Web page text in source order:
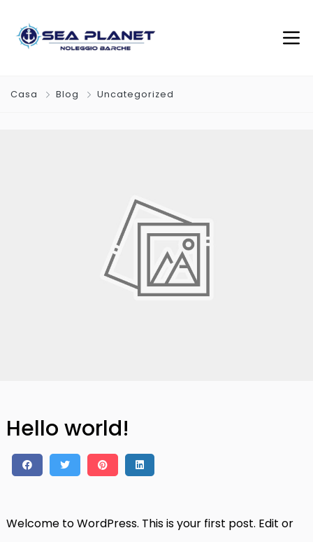
Casa Blog Uncategorized
Hello world!
Welcome to WordPress. This is your first post. Edit or